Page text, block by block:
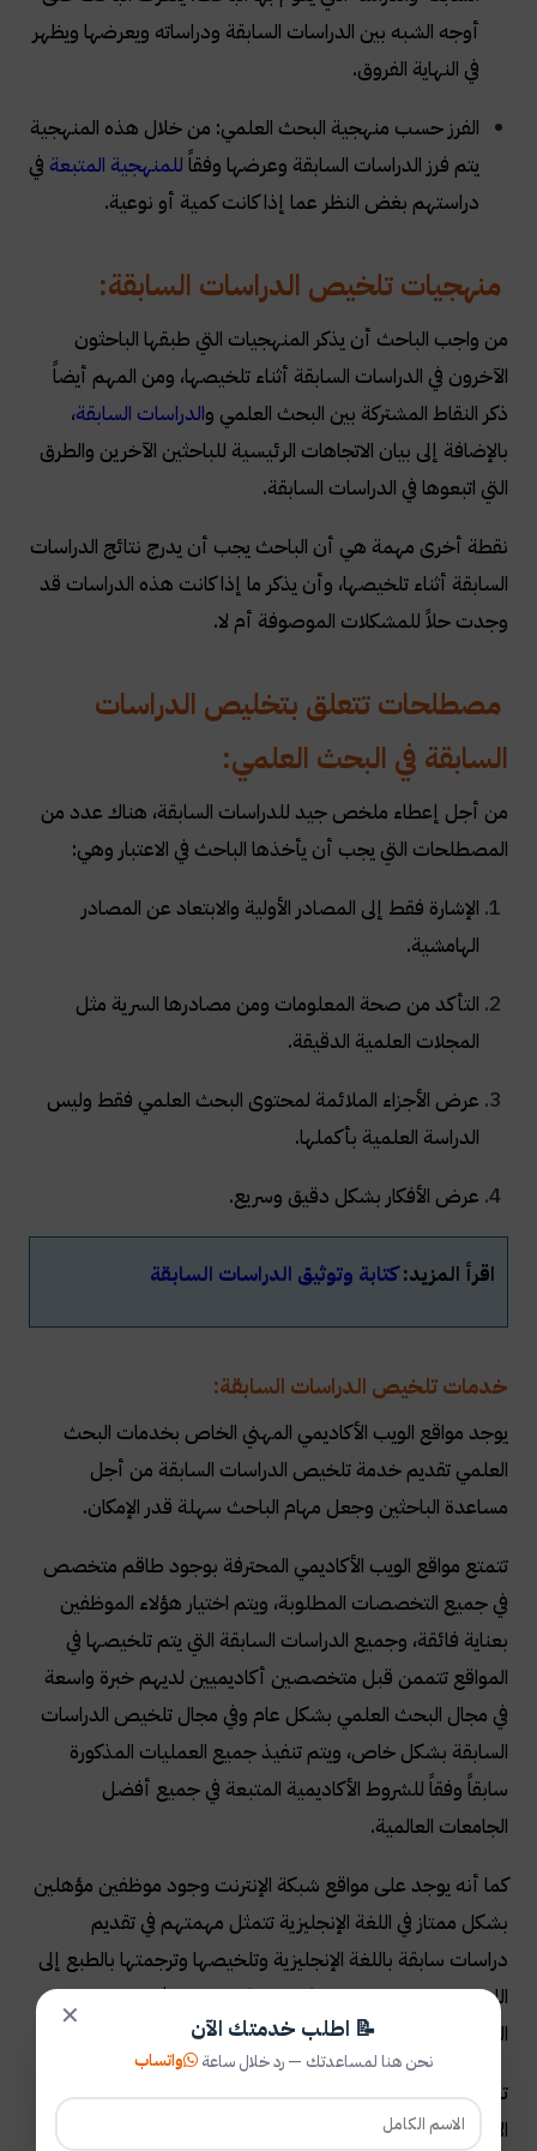
أوجه الشبه بين الدراسات السابقة ودراساته ويعرضها ويظهر
في النهاية الفروق.
الفرز حسب منهجية البحث العلمي: من خلال هذه المنهجية
يتم فرز الدراسات السابقة وعرضها وفقاً للمنهجية المتبعة في
دراستهم بغض النظر عما إذا كانت كمية أو نوعية.
منهجيات تلخيص الدراسات السابقة:
من واجب الباحث أن يذكر المنهجيات التي طبقها الباحثون
الآخرون في الدراسات السابقة أثناء تلخيصها، ومن المهم أيضاً
ذكر النقاط المشتركة بين البحث العلمي والدراسات السابقة،
بالإضافة إلى بيان الاتجاهات الرئيسية للباحثين الآخرين والطرق
التي اتبعوها في الدراسات السابقة.
نقطة أخرى مهمة هي أن الباحث يجب أن يدرج نتائج الدراسات
السابقة أثناء تلخيصها، وأن يذكر ما إذا كانت هذه الدراسات قد
وجدت حلاً للمشكلات الموصوفة أم لا.
مصطلحات تتعلق بتخليص الدراسات
السابقة في البحث العلمي:
من أجل إعطاء ملخص جيد للدراسات السابقة، هناك عدد من
المصطلحات التي يجب أن يأخذها الباحث في الاعتبار وهي:
الإشارة فقط إلى المصادر الأولية والابتعاد عن المصادر
الهامشية.
التأكد من صحة المعلومات ومن مصادرها السرية مثل
المجلات العلمية الدقيقة.
عرض الأجزاء الملائمة لمحتوى البحث العلمي فقط وليس
الدراسة العلمية بأكملها.
عرض الأفكار بشكل دقيق وسريع.
اقرأ المزيد:​​كتابة وتوثيق الدراسات السابقة
خدمات تلخيص الدراسات السابقة:
يوجد مواقع الويب الأكاديمي المهني الخاص بخدمات البحث
العلمي تقديم خدمة تلخيص الدراسات السابقة من أجل
مساعدة الباحثين وجعل مهام الباحث سهلة قدر الإمكان.
تتمتع مواقع الويب الأكاديمي المحترفة بوجود طاقم متخصص
في جميع التخصصات المطلوبة، ويتم اختيار هؤلاء الموظفين
بعناية فائقة، وجميع الدراسات السابقة التي يتم تلخيصها في
المواقع تتممن قبل متخصصين أكاديميين لديهم خبرة واسعة
في مجال البحث العلمي بشكل عام وفي مجال تلخيص الدراسات
السابقة بشكل خاص، ويتم تنفيذ جميع العمليات المذكورة
سابقاً وفقاً للشروط الأكاديمية المتبعة في جميع أفضل
الجامعات العالمية.
كما أنه يوجد على مواقع شبكة الإنترنت وجود موظفين مؤهلين
بشكل ممتاز في اللغة الإنجليزية تتمثل مهمتهم في تقديم
دراسات سابقة باللغة الإنجليزية وتلخيصها وترجمتها بالطبع إلى
اللغة العربية، بالطبع يتم ذكر نتائج كل دراسة في نهاية عملية
التلخيص.
تشمل خدمة تلخيص الدراسات السابقة في مواقع الويب
الأكاديمي على شبكة الإنترنت ما يلي
✕ 📝 اطلب خدمتك الآن
نحن هنا لمساعدتك — رد خلال ساعة واتساب